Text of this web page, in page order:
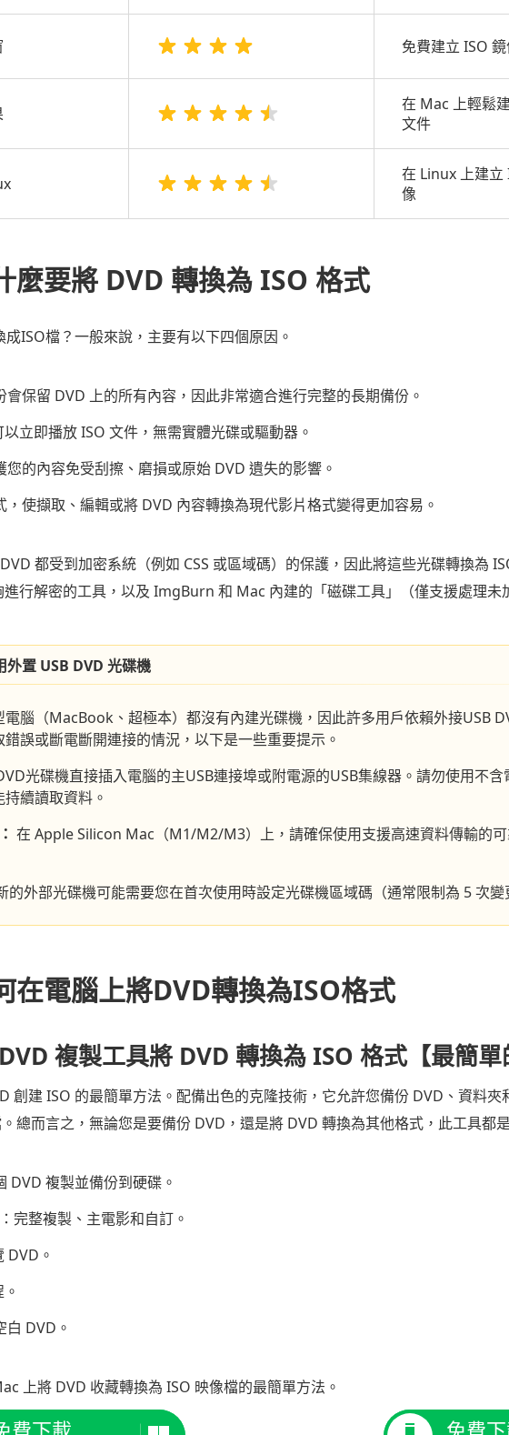
免費建立 ISO
在 Mac 上輕鬆
文件
在 Linux 上建立
像
麼要將 DVD 轉換為 ISO 格式
ISO檔？一般來說，主要有以下四個原因。
保留 DVD 上的所有內容，因此非常適合進行完整的長期備份。
立即播放 ISO 文件，無需實體光碟或驅動器。
的內容免受刮擦、磨損或原始 DVD 遺失的影響。
，使擷取、編輯或將 DVD 內容轉換為現代影片格式變得更加容易。
都受到加密系統（例如 CSS 或區域碼）的保護，因此將這些光碟轉換為
行解密的工具，以及 ImgBurn 和 Mac 內建的「磁碟工具」（僅支援處理未
外置 USB DVD 光碟機
腦（MacBook、超極本）都沒有內建光碟機，因此許多用戶依賴外接USB
誤或斷電斷開連接的情況，以下是一些重要提示。
光碟機直接插入電腦的主USB連接埠或附電源的USB集線器。請勿使用不
續讀取資料。
在 Apple Silicon Mac（M1/M2/M3）上，請確保使用支援高速資料傳輸的可
的外部光碟機可能需要您在首次使用時設定光碟機區域碼（通常限制為 5 次
在電腦上將DVD轉換為ISO格式
複製工具將 DVD 轉換為 ISO 格式【最簡單
創建 ISO 的最簡單方法。配備出色的克隆技術，它允許您備份 DVD、資料
總而言之，無論您是要備份 DVD，還是將 DVD 轉換為其他格式，此工具都
DVD 複製並備份到硬碟。
完整複製、主電影和自訂。
DVD。
DVD。
上將 DVD 收藏轉換為 ISO 映像檔的最簡單方法。
費下載 免費